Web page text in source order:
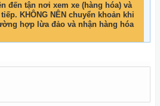
đến tận nơi xem xe (hàng hóa) và
KHÔNG NÊN chuyển khoản khi
hợp lừa đảo và nhận hàng hóa